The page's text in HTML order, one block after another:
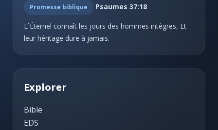
Promesse biblique Psaumes 37:18
L`Éternel connaît les jours des hommes intègres, Et
leur héritage dure à jamais.
Explorer
Bible
EDS